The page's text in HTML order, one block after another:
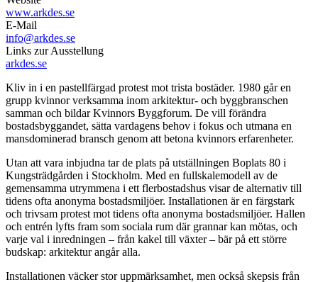
www.arkdes.se
E-Mail
info@arkdes.se
Links zur Ausstellung
arkdes.se
Kliv in i en pastellfärgad protest mot trista bostäder. 1980 går en
grupp kvinnor verksamma inom arkitektur- och byggbranschen
samman och bildar Kvinnors Byggforum. De vill förändra
bostadsbyggandet, sätta vardagens behov i fokus och utmana en
mansdominerad bransch genom att betona kvinnors erfarenheter.
Utan att vara inbjudna tar de plats på utställningen Boplats 80 i
Kungsträdgården i Stockholm. Med en fullskalemodell av de
gemensamma utrymmena i ett flerbostadshus visar de alternativ till
tidens ofta anonyma bostadsmiljöer. Installationen är en färgstark
och trivsam protest mot tidens ofta anonyma bostadsmiljöer. Hallen
och entrén lyfts fram som sociala rum där grannar kan mötas, och
varje val i inredningen – från kakel till växter – bär på ett större
budskap: arkitektur angår alla.
Installationen väcker stor uppmärksamhet, men också skepsis från